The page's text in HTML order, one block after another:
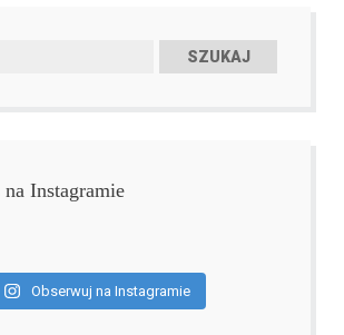
Instagramie
Obserwuj na Instagramie